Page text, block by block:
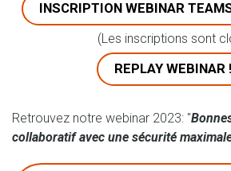
INSCRIPTION WEBINAR
(Les inscriptions sont
REPLAY WEBINAR !
Retrouvez notre webinar 2023: "
collaboratif avec une sécurité